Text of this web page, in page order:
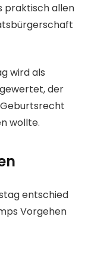
praktisch allen
wird als
der
wollte.
entschied
Vorgehen